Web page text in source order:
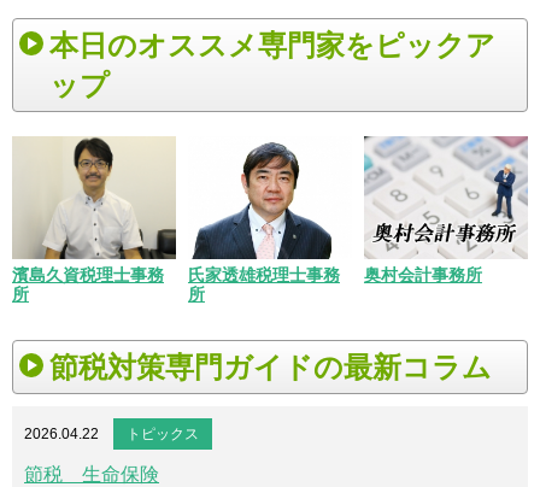
本日のオススメ専門家をピックア
ップ
濱島久資税理士事務
所
氏家透雄税理士事務
所
奥村会計事務所
節税対策専門ガイドの最新コラム
2026.04.22 トピックス
節税 生命保険